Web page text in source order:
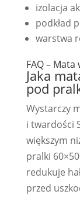
izolacja
podkład
warstwa
FAQ –
Jaka
pod
Wystarczy
i twardości
większym
pralki
redukuje
przed